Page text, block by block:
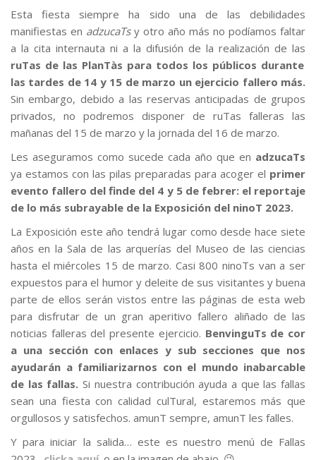
Esta fiesta siempre ha sido una de las debilidades
manifiestas en adzucaTsy otro año más no podíamos faltar
a la cita internauta ni a la difusión de la realización de las
ruTas de las PlanTàs para todos los públicos durante
las tardes de 14 y 15 de marzo un ejercicio fallero más.
Sin embargo, debido a las reservas anticipadas de grupos
privados, no podremos disponer de ruTas falleras las
mañanas del 15 de marzo y la jornada del 16 de marzo.
Les aseguramos como sucede cada año que en adzucaTs
ya estamos con las pilas preparadas para acoger el primer
evento fallero del finde del 4 y 5 de febrer: el reportaje
de lo más subrayable de la Exposición del ninoT 2023.
La Exposición este año tendrá lugar como desde hace siete
años en la Sala de las arquerías del Museo de las ciencias
hasta el miércoles 15 de marzo. Casi 800 ninoTs van a ser
expuestos para el humor y deleite de sus visitantes y buena
parte de ellos serán vistos entre las páginas de esta web
para disfrutar de un gran aperitivo fallero aliñado de las
noticias falleras del presente ejercicio. BenvinguTs de cor
a una sección con enlaces y sub secciones que nos
ayudarán a familiarizarnos con el mundo inabarcable
de las fallas.Si nuestra contribución ayuda a que las fallas
sean una fiesta con calidad culTural, estaremos más que
orgullosos y satisfechos. amunT sempre, amunT les falles.
Y para iniciar la salida… este es nuestro menú de Fallas